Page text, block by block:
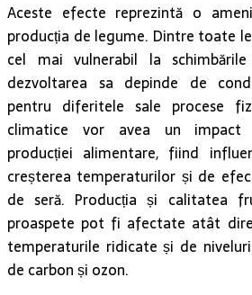
Aceste efecte reprezintă o
producția de legume. Dintre toate
cel mai vulnerabil la
dezvoltarea sa depinde de
pentru diferitele sale procese
climatice vor avea un impact
producției alimentare, fiind
creșterea temperaturilor și de
de seră. Producția și calitatea
proaspete pot fi afectate atât
temperaturile ridicate și de
de carbon și ozon.